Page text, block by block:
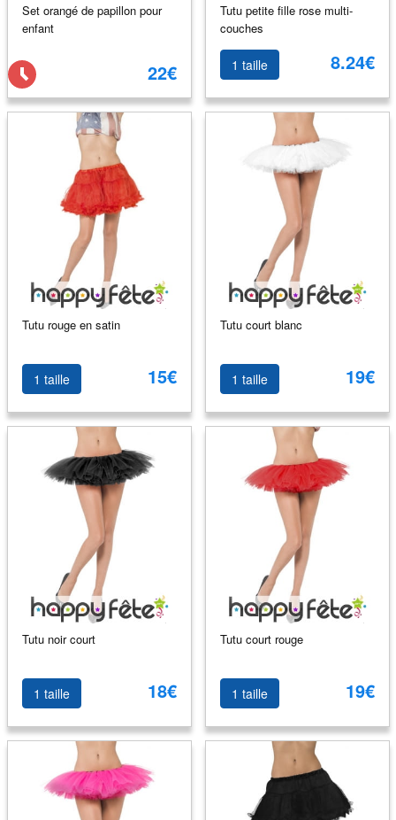
Set orangé de papillon pour
enfant
22€
Tutu petite fille rose multi-
couches
1 taille 8.24€
Tutu rouge en satin
1 taille 15€
Tutu court blanc
1 taille 19€
Tutu noir court
1 taille 18€
Tutu court rouge
1 taille 19€